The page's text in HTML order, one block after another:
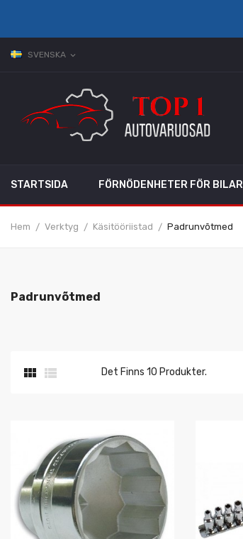
SVENSKA expand_more
STARTSIDA FÖRNÖDENHETER FÖR BILAR
Hem Verktyg Käsitööriistad Padrunvõtmed
Padrunvõtmed
  Det Finns 10 Produkter.